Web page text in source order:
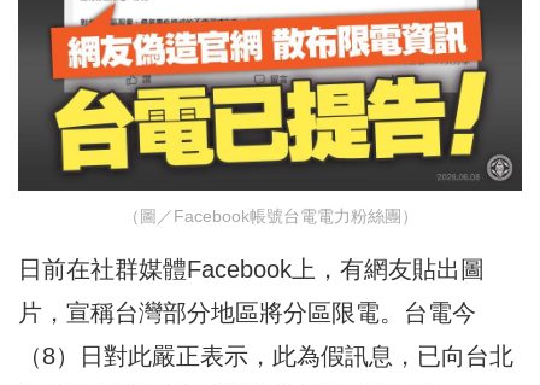
（圖／Facebook帳號台電電力粉絲團 ）
日前在社群媒體Facebook上，有網友貼出圖
片，宣稱台灣部分地區將分區限電。台電今
（8）日對此嚴正表示，此為假訊息，已向台北